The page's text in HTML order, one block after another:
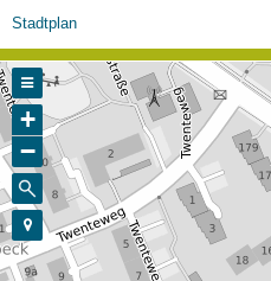
Stadtplan
+
−